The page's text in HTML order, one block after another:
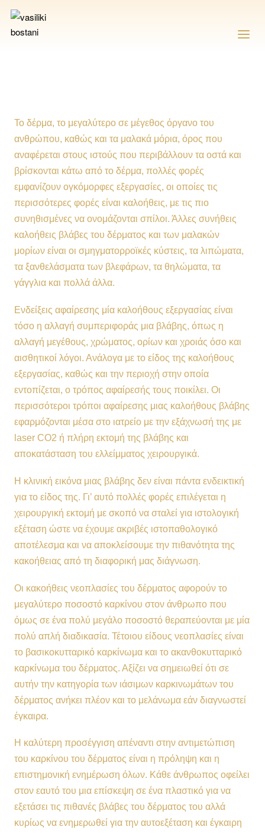
Το δέρμα, το μεγαλύτερο σε μέγεθος όργανο του
ανθρώπου, καθώς και τα μαλακά μόρια, όρος που
αναφέρεται στους ιστούς που περιβάλλουν τα οστά και
βρίσκονται κάτω από το δέρμα, πολλές φορές
εμφανίζουν ογκόμορφες εξεργασίες, οι οποίες τις
περισσότερες φορές είναι καλοήθεις, με τις πιο
συνηθισμένες να ονομάζονται σπίλοι. Άλλες συνήθεις
καλοήθεις βλάβες του δέρματος και των μαλακών
μορίων είναι οι σμηγματορροϊκές κύστεις, τα λιπώματα,
τα ξανθελάσματα των βλεφάρων, τα θηλώματα, τα
γάγγλια και πολλά άλλα.
Ενδείξεις αφαίρεσης μία καλοήθους εξεργασίας είναι
τόσο η αλλαγή συμπεριφοράς μια βλάβης, όπως η
αλλαγή μεγέθους, χρώματος, ορίων και χροιάς όσο και
αισθητικοί λόγοι. Ανάλογα με το είδος της καλοήθους
εξεργασίας, καθώς και την περιοχή στην οποία
εντοπίζεται, ο τρόπος αφαίρεσής τους ποικίλει. Οι
περισσότεροι τρόποι αφαίρεσης μιας καλοήθους βλάβης
εφαρμόζονται μέσα στο ιατρείο με την εξάχνωσή της με
laser CO2 ή πλήρη εκτομή της βλάβης και
αποκατάσταση του ελλείμματος χειρουργικά.
Η κλινική εικόνα μιας βλάβης δεν είναι πάντα ενδεικτική
για το είδος της. Γι’ αυτό πολλές φορές επιλέγεται η
χειρουργική εκτομή με σκοπό να σταλεί για ιστολογική
εξέταση ώστε να έχουμε ακριβές ιστοπαθολογικό
αποτέλεσμα και να αποκλείσουμε την πιθανότητα της
κακοήθειας από τη διαφορική μας διάγνωση.
Οι κακοήθεις νεοπλασίες του δέρματος αφορούν το
μεγαλύτερο ποσοστό καρκίνου στον άνθρωπο που
όμως σε ένα πολύ μεγάλο ποσοστό θεραπεύονται με μία
πολύ απλή διαδικασία. Τέτοιου είδους νεοπλασίες είναι
το βασικοκυτταρικό καρκίνωμα και το ακανθοκυτταρικό
καρκίνωμα του δέρματος. Αξίζει να σημειωθεί ότι σε
αυτήν την κατηγορία των ιάσιμων καρκινωμάτων του
δέρματος ανήκει πλέον και το μελάνωμα εάν διαγνωστεί
έγκαιρα.
Η καλύτερη προσέγγιση απέναντι στην αντιμετώπιση
του καρκίνου του δέρματος είναι η πρόληψη και η
επιστημονική ενημέρωση όλων. Κάθε άνθρωπος οφείλει
στον εαυτό του μια επίσκεψη σε ένα πλαστικό για να
εξετάσει τις πιθανές βλάβες του δέρματος του αλλά
κυρίως να ενημερωθεί για την αυτοεξέταση και έγκαιρη